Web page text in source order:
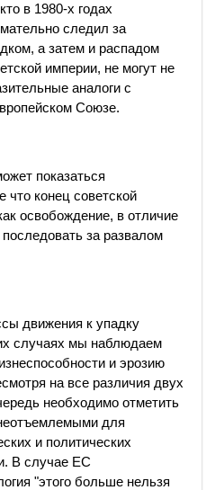
в 1980-х годах
следил за
а затем и распадом
империи, не могут не
аналоги с
Союзе.
показаться
конец советской
освобождение, в отличие
за развалом
движения к упадку
случаях мы наблюдаем
и эрозию
на все различия двух
необходимо отметить
для
и политических
В случае ЕС
"этого больше нельзя